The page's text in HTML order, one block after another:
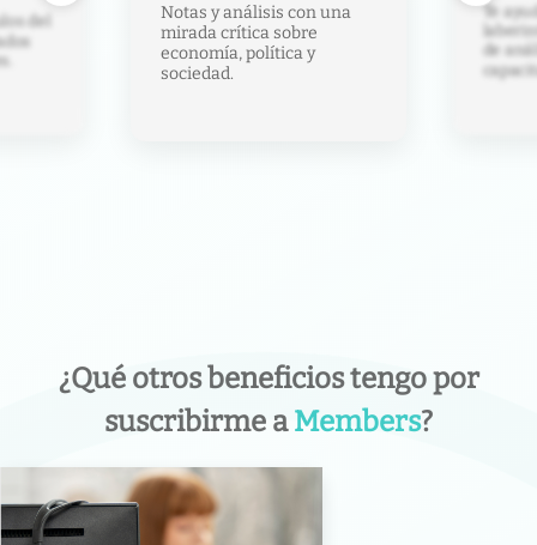
del
Notas y análisis con una
mirada crítica sobre
economía, política y
sociedad.
Te
de
¿Qué otros beneficios tengo por
suscribirme aMembers?